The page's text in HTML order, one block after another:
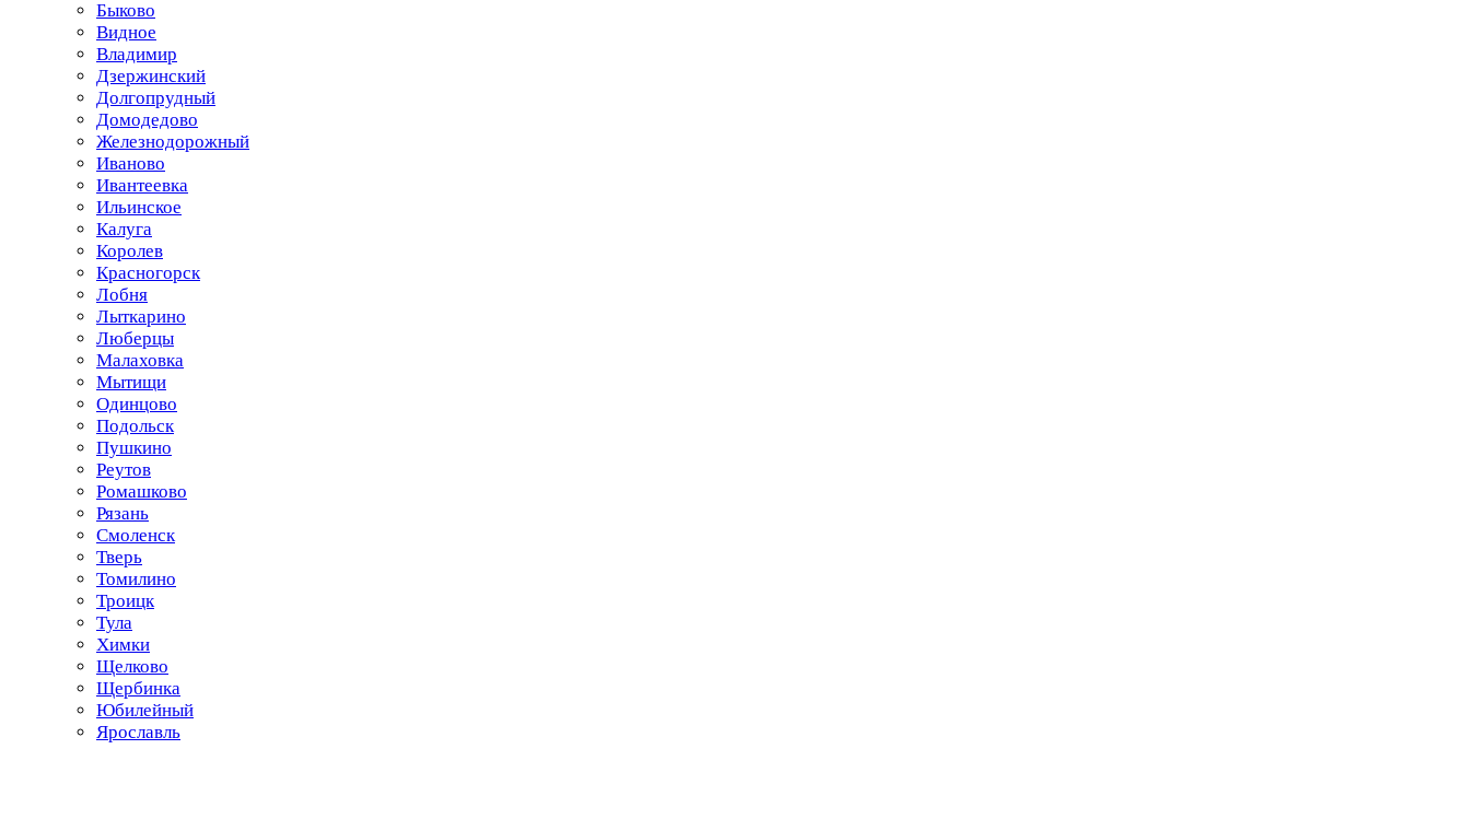
Быково
Видное
Владимир
Дзержинский
Долгопрудный
Домодедово
Железнодорожный
Иваново
Ивантеевка
Ильинское
Калуга
Королев
Красногорск
Лобня
Лыткарино
Люберцы
Малаховка
Мытищи
Одинцово
Подольск
Пушкино
Реутов
Ромашково
Рязань
Смоленск
Тверь
Томилино
Троицк
Тула
Химки
Щелково
Щербинка
Юбилейный
Ярославль